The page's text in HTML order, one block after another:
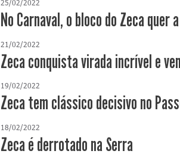
25/02/2022
No Carnaval, o bloco do Zeca quer
21/02/2022
Zeca conquista virada incrível e
19/02/2022
Zeca tem clássico decisivo no
18/02/2022
Zeca é derrotado na Serra